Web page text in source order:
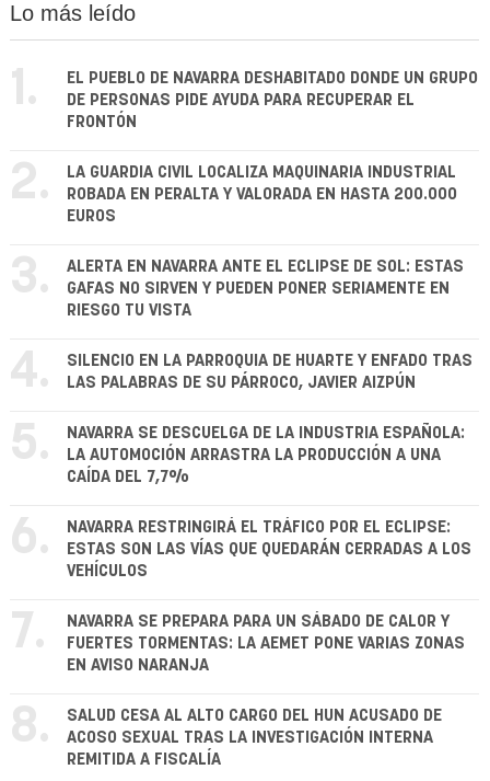
Lo más leído
1.
EL PUEBLO DE NAVARRA DESHABITADO DONDE UN GRUPO
DE PERSONAS PIDE AYUDA PARA RECUPERAR EL
FRONTÓN
2.
LA GUARDIA CIVIL LOCALIZA MAQUINARIA INDUSTRIAL
ROBADA EN PERALTA Y VALORADA EN HASTA 200.000
EUROS
3.
ALERTA EN NAVARRA ANTE EL ECLIPSE DE SOL: ESTAS
GAFAS NO SIRVEN Y PUEDEN PONER SERIAMENTE EN
RIESGO TU VISTA
4.
SILENCIO EN LA PARROQUIA DE HUARTE Y ENFADO TRAS
LAS PALABRAS DE SU PÁRROCO, JAVIER AIZPÚN
5.
NAVARRA SE DESCUELGA DE LA INDUSTRIA ESPAÑOLA:
LA AUTOMOCIÓN ARRASTRA LA PRODUCCIÓN A UNA
CAÍDA DEL 7,7%
6.
NAVARRA RESTRINGIRÁ EL TRÁFICO POR EL ECLIPSE:
ESTAS SON LAS VÍAS QUE QUEDARÁN CERRADAS A LOS
VEHÍCULOS
7.
NAVARRA SE PREPARA PARA UN SÁBADO DE CALOR Y
FUERTES TORMENTAS: LA AEMET PONE VARIAS ZONAS
EN AVISO NARANJA
8.
SALUD CESA AL ALTO CARGO DEL HUN ACUSADO DE
ACOSO SEXUAL TRAS LA INVESTIGACIÓN INTERNA
REMITIDA A FISCALÍA